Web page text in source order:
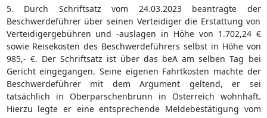
5. Durch Schriftsatz vom 24.03.2023 beantragte der
Beschwerdeführer über seinen Verteidiger die Erstattung von
Verteidigergebühren und -auslagen in Höhe von 1.702,24 €
sowie Reisekosten des Beschwerdeführers selbst in Höhe von
985,- €. Der Schriftsatz ist über das beA am selben Tag bei
Gericht eingegangen. Seine eigenen Fahrtkosten machte der
Beschwerdeführer mit dem Argument geltend, er sei
tatsächlich in Oberparschenbrunn in Österreich wohnhaft.
Hierzu legte er eine entsprechende Meldebestätigung vom